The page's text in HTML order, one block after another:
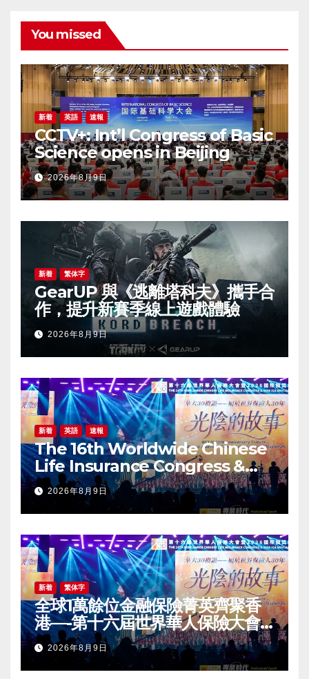
You missed
新着 英語 速報
CCTV+: Int’l Congress of Basic
Science opens in Beijing
2026年8月9日
新着 繁体字
GearUP 與《逃離塔科夫》攜手合
作，提升新賽季線上遊戲體驗
2026年8月9日
新着 英語 速報
The 16th Worldwide Chinese
Life Insurance Congress &
2026 International Dragon
Award (IDA) Annual
Conference Grandly Held
2026年8月9日
新着 繁体字
全球1萬餘位金融保險菁英齊聚香
港—-第十六屆世界華人保險大會
暨2026國際龍獎IDA年會盛大舉
辦2026年8月9日